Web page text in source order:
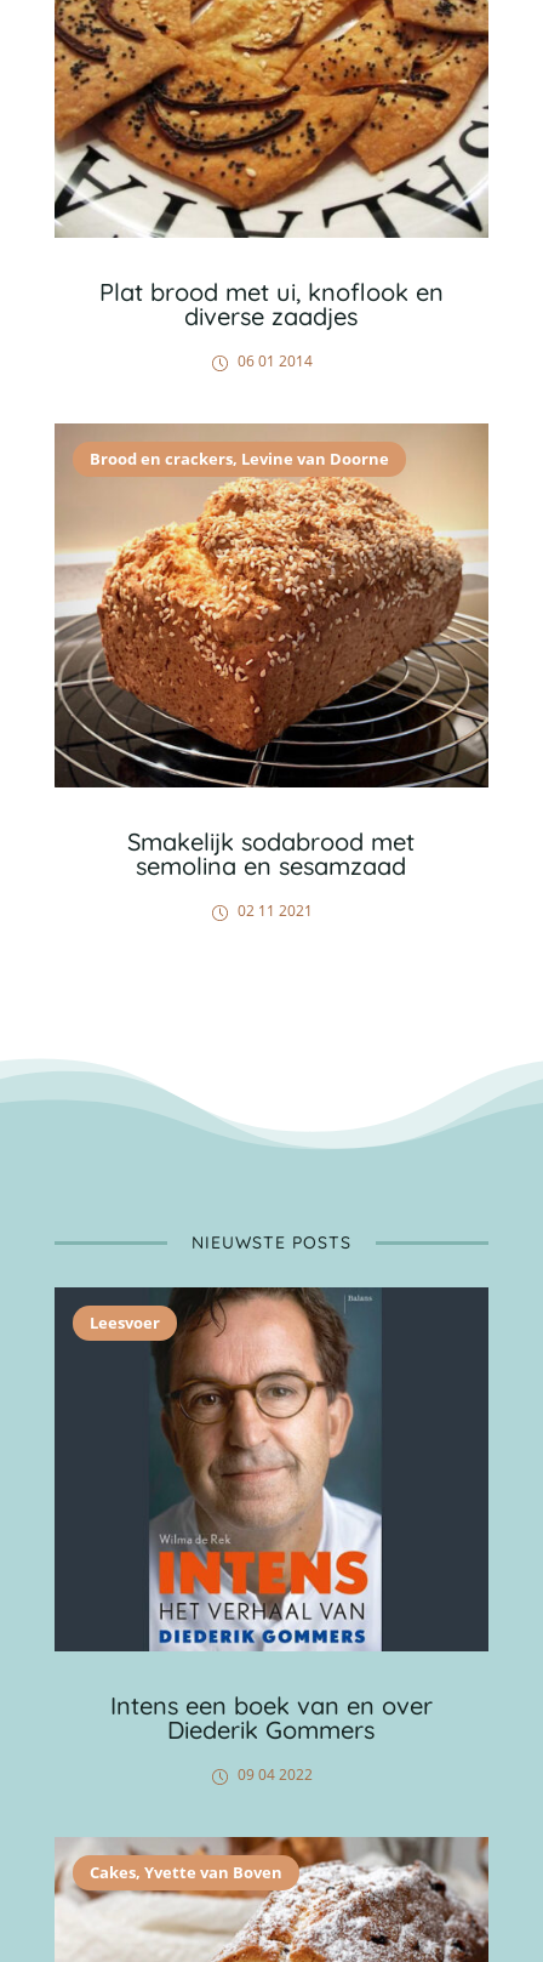
Plat brood met ui, knoflook en
diverse zaadjes
06 01 2014
Brood en crackers, Levine van Doorne
Smakelijk sodabrood met
semolina en sesamzaad
02 11 2021
NIEUWSTE POSTS
Leesvoer
Intens een boek van en over
Diederik Gommers
09 04 2022
Cakes, Yvette van Boven